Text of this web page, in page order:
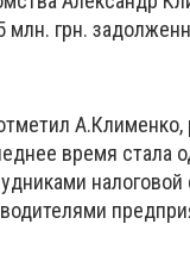
млн. грн.
время стала